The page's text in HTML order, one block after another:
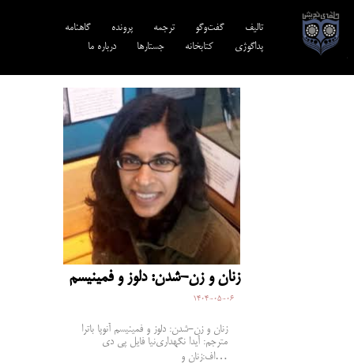
تالیف‎‌ گفت‌وگو ترجمه‌ پرونده
گاهنامه
پداگوژی
کتابخانه جستارها درباره ما
زنان و زن-شدن: دلوز و فمینیسم
1404-05-06
زنان و زن-شدن: دلوز و فمینیسم آنوپا باترا
مترجم: آیدا نگهداری‌نیا فایل پی دی
اف:زنان و…